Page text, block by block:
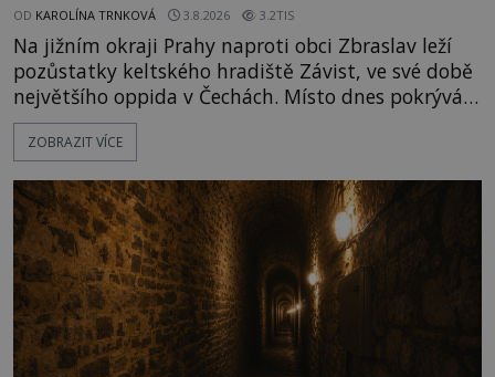
OD KAROLÍNA TRNKOVÁ 3.8.2026 3.2TIS
Na jižním okraji Prahy naproti obci Zbraslav leží
pozůstatky keltského hradiště Závist, ve své době
největšího oppida v Čechách. Místo dnes pokrývá
les, zbytky po kdysi monumentálním hradišti jsou
ale v terénu patrné stále. Co dalšího tu po Keltech
vrch Hr
ZOBRAZIT VÍCE